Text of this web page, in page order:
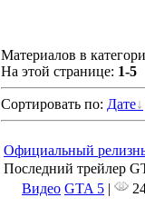
Материалов в
На этой странице: 1-5
Сортировать по: Дате
Официальный
Последний трейлер
Видео GTA 5 |